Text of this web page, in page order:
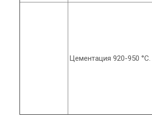
Цементация 920-950